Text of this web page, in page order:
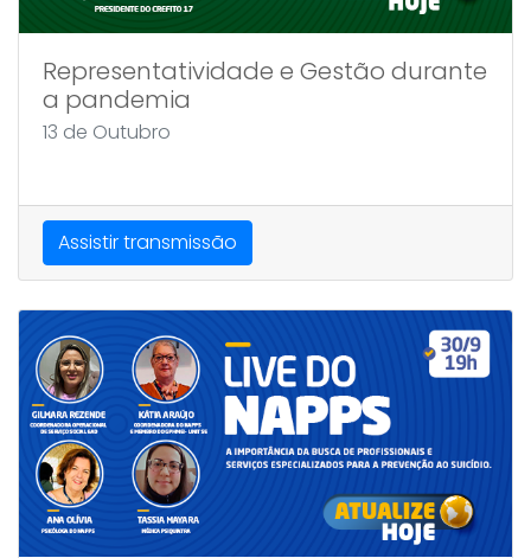
Representatividade e Gestão durante
a pandemia
13 de Outubro
Assistir transmissão